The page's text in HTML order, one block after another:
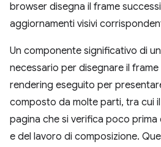
browser disegna il frame
aggiornamenti visivi
Un componente significativo di
necessario per disegnare il
rendering eseguito per
composto da molte parti, tra cui
pagina che si verifica poco prima
e del lavoro di composizione.